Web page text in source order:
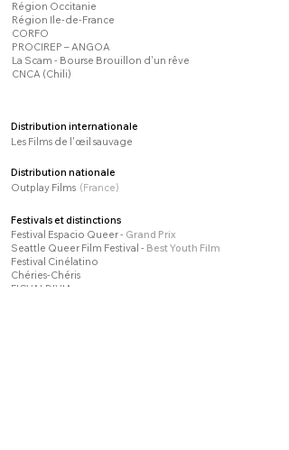
Région Occitanie
Région Ile-de-France
CORFO
PROCIREP – ANGOA
La Scam - Bourse Brouillon d'un rêve
CNCA (Chili)
Distribution internationale
Les Films de l'œil sauvage
Distribution nationale
Outplay Films (France)
Festivalset distinctions
Festival Espacio Queer - Grand Prix
Seattle Queer Film Festival - Best Youth Film
Festival Cinélatino
Chéries-Chéris
FICVALDIVIA